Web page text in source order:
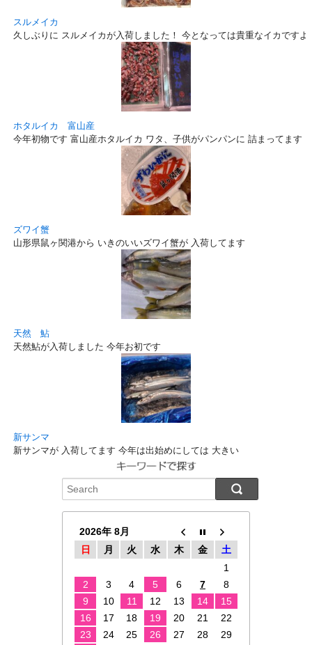
スルメイカ
久しぶりに スルメイカが入荷しました！ 今となっては貴重なイカですよ
ホタルイカ 富山産
今年初物です 富山産ホタルイカ ワタ、子供がパンパンに 詰まってます！
ズワイ蟹
山形県鼠ヶ関港から いきのいいズワイ蟹が 入荷してます
天然 鮎
天然鮎が入荷しました 今年お初です
新サンマ
新サンマが 入荷してます 今年は出始めにしては 大きい
2026年 8月
日
月 火 水 木 金
土
1
2
3 4 5 6 7
8
9
10 11 12 13 14
15
16
17 18 19 20 21
22
23
24 25 26 27 28
29